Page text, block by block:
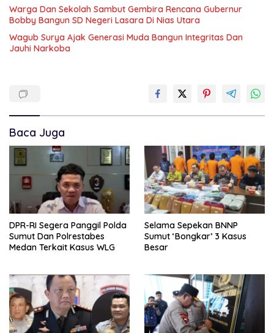
Warga Dan Sekolah Sambut Gembira Rencana Gubernur
Bobby Bangun SD Negeri Lasara Di Nias Utara
Wagub Surya Ajak Generasi Muda Bangun Integritas Dan
Jauhi Narkoba
Baca Juga
DPR-RI Segera Panggil Polda
Sumut Dan Polrestabes
Medan Terkait Kasus WLG
Selama Sepekan BNNP
Sumut ‘Bongkar’ 3 Kasus
Besar